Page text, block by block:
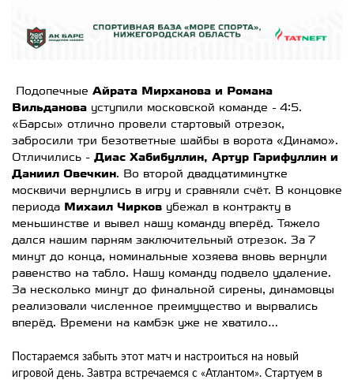
Подопечные Айрата Мирханова и Романа
Вильданова уступили московской команде - 4:5.
«Барсы» отлично провели стартовый отрезок,
забросили три безответные шайбы в ворота «Динамо».
Отличились - Диас Хабибуллин, Артур Гарифуллин и
Даниил Овечкин. Во второй двадцатиминутке
москвичи вернулись в игру и сравняли счёт. В концовке
периода Михаил Чирков убежал в контракту в
меньшинстве и вывел нашу команду вперёд. Тяжело
дался нашим парням заключительный отрезок. За 7
минут до конца, номинальные хозяева вновь вернули
равенство на табло. Нашу команду подвело удаление.
За несколько минут до финальной сирены, динамовцы
реализовали численное преимущество и вырвались
вперёд. Времени на камбэк уже не хватило…
Постараемся забыть этот матч и настроиться на новый
игровой день. Завтра встречаемся с «Атлантом». Стартуем в